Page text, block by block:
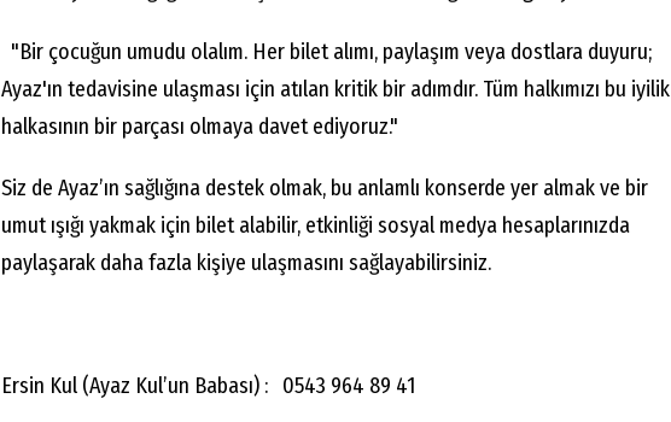
⁠"Bir çocuğun umudu olalım. Her bilet alımı, paylaşım veya dostlara duyuru;
Ayaz'ın tedavisine ulaşması için atılan kritik bir adımdır. Tüm halkımızı bu iyilik
halkasının bir parçası olmaya davet ediyoruz."
Siz de Ayaz’ın sağlığına destek olmak, bu anlamlı konserde yer almak ve bir
umut ışığı yakmak için bilet alabilir, etkinliği sosyal medya hesaplarınızda
paylaşarak daha fazla kişiye ulaşmasını sağlayabilirsiniz.
Ersin Kul (Ayaz Kul’un Babası) : 0543 964 89 41